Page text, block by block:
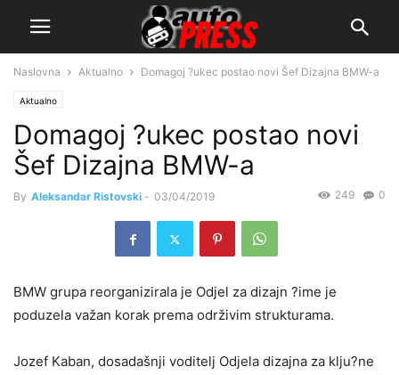
Naslovna Aktualno Domagoj ?ukec postao novi Šef Dizajna BMW-a
Aktualno
Domagoj ?ukec postao novi
Šef Dizajna BMW-a
By Aleksandar Ristovski - 03/04/2019 0
249
BMW grupa reorganizirala je Odjel za dizajn ?ime je
poduzela važan korak prema održivim strukturama.
Jozef Kaban, dosadašnji voditelj Odjela dizajna za klju?ne